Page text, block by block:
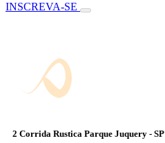
INSCREVA-SE
2 Corrida Rustica Parque Juquery - SP